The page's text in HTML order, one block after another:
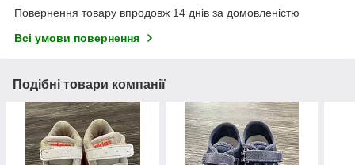
Повернення товару впродовж 14 днів за домовленістю
Всі умови повернення
Подібні товари компанії